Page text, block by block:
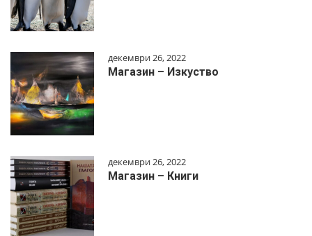
декември 26, 2022
Магазин – Изкуство
декември 26, 2022
Магазин – Книги